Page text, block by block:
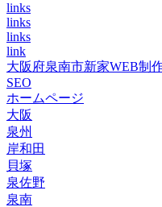
links
links
links
link
大阪府泉南市新家WEB制
SEO
ホームページ
大阪
泉州
岸和田
貝塚
泉佐野
泉南